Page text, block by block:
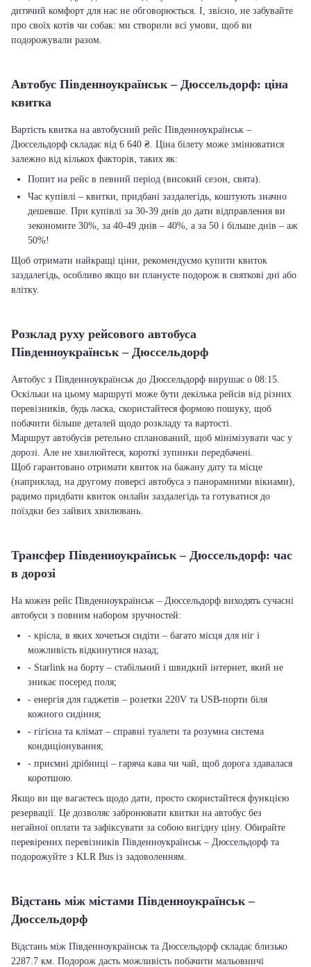
дитячий комфорт для нас не обговорюється. І, звісно, не забувайте
про своїх котів чи собак: ми створили всі умови, щоб ви
подорожували разом.
Автобус Південноукраїнськ – Дюссельдорф: ціна
квитка
Вартість квитка на автобусний рейс Південноукраїнськ –
Дюссельдорф складає від 6 640 ₴. Ціна білету може змінюватися
залежно від кількох факторів, таких як:
Попит на рейс в певний період (високий сезон, свята).
Час купівлі – квитки, придбані заздалегідь, коштують значно
дешевше. При купівлі за 30-39 днів до дати відправлення ви
зекономите 30%, за 40-49 днів – 40%, а за 50 і більше днів – аж
50%!
Щоб отримати найкращі ціни, рекомендуємо купити квиток
заздалегідь, особливо якщо ви плануєте подорож в святкові дні або
влітку.
Розклад руху рейсового автобуса
Південноукраїнськ – Дюссельдорф
Автобус з Південноукраїнськ до Дюссельдорф вирушає о 08:15.
Оскільки на цьому маршруті може бути декілька рейсів від різних
перевізників, будь ласка, скористайтеся формою пошуку, щоб
побачити більше деталей щодо розкладу та вартості.
Маршрут автобусів ретельно спланований, щоб мінімізувати час у
дорозі. Але не хвилюйтеся, короткі зупинки передбачені.
Щоб гарантовано отримати квиток на бажану дату та місце
(наприклад, на другому поверсі автобуса з панорамними вікнами),
радимо придбати квиток онлайн заздалегідь та готуватися до
поїздки без зайвих хвилювань.
Трансфер Південноукраїнськ – Дюссельдорф: час
в дорозі
На кожен рейс Південноукраїнськ – Дюссельдорф виходять сучасні
автобуси з повним набором зручностей:
- крісла, в яких хочеться сидіти – багато місця для ніг і
можливість відкинутися назад;
- Starlink на борту – стабільний і швидкий інтернет, який не
зникає посеред поля;
- енергія для гаджетів – розетки 220V та USB-порти біля
кожного сидіння;
- гігієна та клімат – справні туалети та розумна система
кондиціонування;
- приємні дрібниці – гаряча кава чи чай, щоб дорога здавалася
коротшою.
Якщо ви ще вагаєтесь щодо дати, просто скористайтеся функцією
резервації. Це дозволяє забронювати квитки на автобус без
негайної оплати та зафіксувати за собою вигідну ціну. Обирайте
перевірених перевізників Південноукраїнськ – Дюссельдорф та
подорожуйте з KLR Bus із задоволенням.
Відстань між містами Південноукраїнськ –
Дюссельдорф
Відстань між Південноукраїнськ та Дюссельдорф складає близько
2287.7 км. Подорож дасть можливість побачити мальовничі